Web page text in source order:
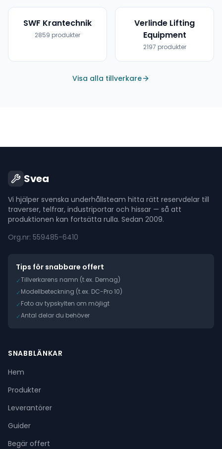
SWF Krantechnik
2859 produkter
Verlinde Lifting
Equipment
2197 produkter
Visa alla tillverkare
Svea
Vi hjälper svenska underhållsteam hitta rätt reservdelar till
traverser, telfrar, industriportar och hissar — så att
produktionen kan fortsätta rulla. Sedan 2009.
Org.nr: 559485-6410
Tips för snabbare offert
✓Tillverkarens namn (t.ex. Demag)
✓Modellbeteckning (t.ex. DC-Pro 10)
✓Foto av typskylten om möjligt
✓Antal delar du behöver
SNABBLÄNKAR
Hem
Produkter
Leverantörer
Guider
Begär offert